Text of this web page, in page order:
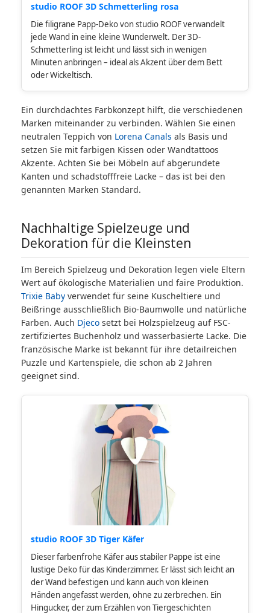
studio ROOF 3D Schmetterling rosa
Die filigrane Papp-Deko von studio ROOF verwandelt
jede Wand in eine kleine Wunderwelt. Der 3D-
Schmetterling ist leicht und lässt sich in wenigen
Minuten anbringen – ideal als Akzent über dem Bett
oder Wickeltisch.
Ein durchdachtes Farbkonzept hilft, die verschiedenen
Marken miteinander zu verbinden. Wählen Sie einen
neutralen Teppich von Lorena Canals als Basis und
setzen Sie mit farbigen Kissen oder Wandtattoos
Akzente. Achten Sie bei Möbeln auf abgerundete
Kanten und schadstofffreie Lacke – das ist bei den
genannten Marken Standard.
Nachhaltige Spielzeuge und
Dekoration für die Kleinsten
Im Bereich Spielzeug und Dekoration legen viele Eltern
Wert auf ökologische Materialien und faire Produktion.
Trixie Baby verwendet für seine Kuscheltiere und
Beißringe ausschließlich Bio-Baumwolle und natürliche
Farben. Auch Djeco setzt bei Holzspielzeug auf FSC-
zertifiziertes Buchenholz und wasserbasierte Lacke. Die
französische Marke ist bekannt für ihre detailreichen
Puzzle und Kartenspiele, die schon ab 2 Jahren
geeignet sind.
studio ROOF 3D Tiger Käfer
Dieser farbenfrohe Käfer aus stabiler Pappe ist eine
lustige Deko für das Kinderzimmer. Er lässt sich leicht an
der Wand befestigen und kann auch von kleinen
Händen angefasst werden, ohne zu zerbrechen. Ein
Hingucker, der zum Erzählen von Tiergeschichten